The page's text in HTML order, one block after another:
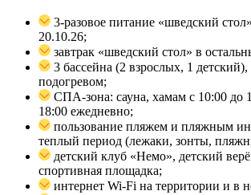
3-разовое питание «шведский
20.10.26;
завтрак «шведский стол» в
3 бассейна (2 взрослых, 1 детский),
подогревом;
СПА-зона: сауна, хамам с 10:00 до
18:00 ежедневно;
пользование пляжем и пляжным
теплый период (лежаки, зонты,
детский клуб «Немо», детский
спортивная площадка;
интернет Wi-Fi на территории и в